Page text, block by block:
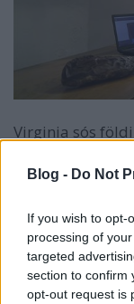
Blog - Do Not
If you wish to opt-
processing of
targeted
section to confirm
opt-out request is
Virginia sós
1920-as